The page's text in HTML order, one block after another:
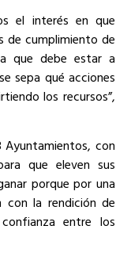
el interés en que
de cumplimiento de
que debe estar a
sepa qué acciones
los recursos”,
Ayuntamientos, con
que eleven sus
porque por una
con la rendición de
entre los